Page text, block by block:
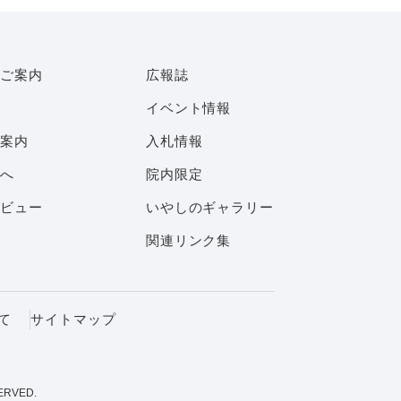
案内
内
ュー
広報誌
イベント情報
入札情報
院内限定
いやしのギャラリー
関連リンク集
サイトマップ